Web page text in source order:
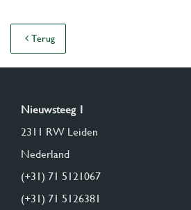
Terug
Nieuwsteeg 1
2311 RW Leiden
Nederland
(+31) 71 5121067
(+31) 71 5126381